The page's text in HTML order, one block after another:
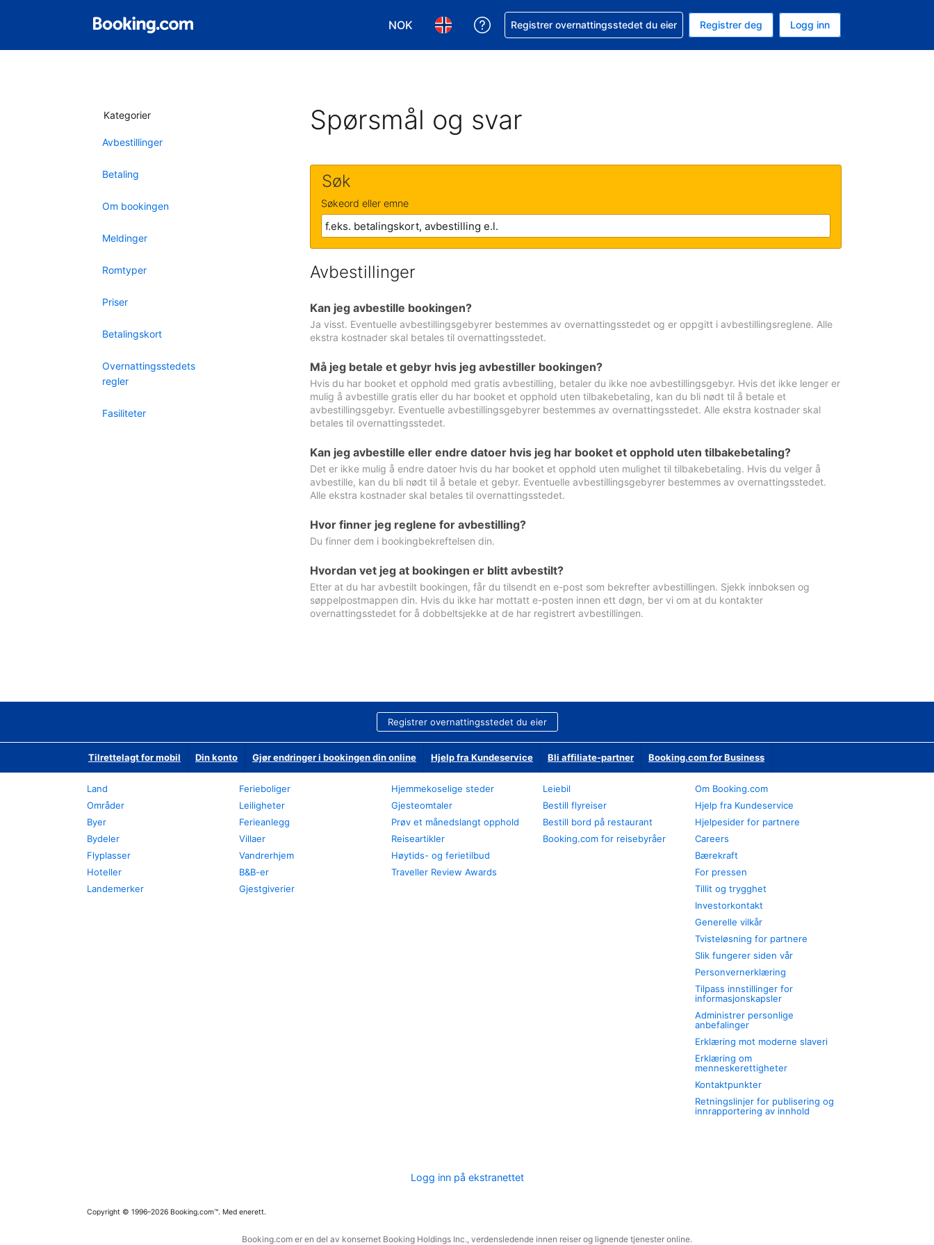
NOK
Velg valuta. Du har valgt Norsk krone som valuta
Velg språk. Du har valgt Norsk som språk
Få hjelp med bookingen din
Registrer overnattingsstedet du eier Registrer deg Logg inn
Kategorier
Avbestillinger
Betaling
Om bookingen
Meldinger
Romtyper
Priser
Betalingskort
Overnattingsstedets
regler
Fasiliteter
Spørsmål og svar
Søk
Søkeord eller emne
Avbestillinger
Kan jeg avbestille bookingen?
Ja visst. Eventuelle avbestillingsgebyrer bestemmes av overnattingsstedet og er oppgitt i avbestillingsreglene. Alle
ekstra kostnader skal betales til overnattingsstedet.
Må jeg betale et gebyr hvis jeg avbestiller bookingen?
Hvis du har booket et opphold med gratis avbestilling, betaler du ikke noe avbestillingsgebyr. Hvis det ikke lenger er
mulig å avbestille gratis eller du har booket et opphold uten tilbakebetaling, kan du bli nødt til å betale et
avbestillingsgebyr. Eventuelle avbestillingsgebyrer bestemmes av overnattingsstedet. Alle ekstra kostnader skal
betales til overnattingsstedet.
Kan jeg avbestille eller endre datoer hvis jeg har booket et opphold uten tilbakebetaling?
Det er ikke mulig å endre datoer hvis du har booket et opphold uten mulighet til tilbakebetaling. Hvis du velger å
avbestille, kan du bli nødt til å betale et gebyr. Eventuelle avbestillingsgebyrer bestemmes av overnattingsstedet.
Alle ekstra kostnader skal betales til overnattingsstedet.
Hvor finner jeg reglene for avbestilling?
Du finner dem i bookingbekreftelsen din.
Hvordan vet jeg at bookingen er blitt avbestilt?
Etter at du har avbestilt bookingen, får du tilsendt en e-post som bekrefter avbestillingen. Sjekk innboksen og
søppelpostmappen din. Hvis du ikke har mottatt e-posten innen ett døgn, ber vi om at du kontakter
overnattingsstedet for å dobbeltsjekke at de har registrert avbestillingen.
Registrer overnattingsstedet du eier
Tilrettelagt for mobil Din konto Gjør endringer i bookingen din online Hjelp fra Kundeservice Bli affiliate-partner Booking.com for Business
Land
Områder
Byer
Bydeler
Flyplasser
Hoteller
Landemerker
Ferieboliger
Leiligheter
Ferieanlegg
Villaer
Vandrerhjem
B&B-er
Gjestgiverier
Hjemmekoselige steder
Gjesteomtaler
Prøv et månedslangt opphold
Reiseartikler
Høytids- og ferietilbud
Traveller Review Awards
Leiebil
Bestill flyreiser
Bestill bord på restaurant
Booking.com for reisebyråer
Om Booking.com
Hjelp fra Kundeservice
Hjelpesider for partnere
Careers
Bærekraft
For pressen
Tillit og trygghet
Investorkontakt
Generelle vilkår
Tvisteløsning for partnere
Slik fungerer siden vår
Personvernerklæring
Tilpass innstillinger for
informasjonskapsler
Administrer personlige
anbefalinger
Erklæring mot moderne slaveri
Erklæring om
menneskerettigheter
Kontaktpunkter
Retningslinjer for publisering og
innrapportering av innhold
Logg inn på ekstranettet
Copyright © 1996–2026 Booking.com™. Med enerett.
Booking.com er en del av konsernet Booking Holdings Inc., verdensledende innen reiser og lignende tjenester online.